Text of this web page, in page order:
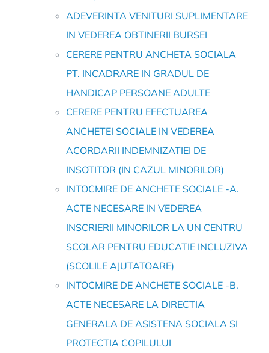
ADEVERINTA VENITURI SUPLIMENTARE
IN VEDEREA OBTINERII BURSEI
CERERE PENTRU ANCHETA SOCIALA
PT. INCADRARE IN GRADUL DE
HANDICAP PERSOANE ADULTE
CERERE PENTRU EFECTUAREA
ANCHETEI SOCIALE IN VEDEREA
ACORDARII INDEMNIZATIEI DE
INSOTITOR (IN CAZUL MINORILOR)
INTOCMIRE DE ANCHETE SOCIALE -A.
ACTE NECESARE IN VEDEREA
INSCRIERII MINORILOR LA UN CENTRU
SCOLAR PENTRU EDUCATIE INCLUZIVA
(SCOLILE AJUTATOARE)
INTOCMIRE DE ANCHETE SOCIALE -B.
ACTE NECESARE LA DIRECTIA
GENERALA DE ASISTENA SOCIALA SI
PROTECTIA COPILULUI